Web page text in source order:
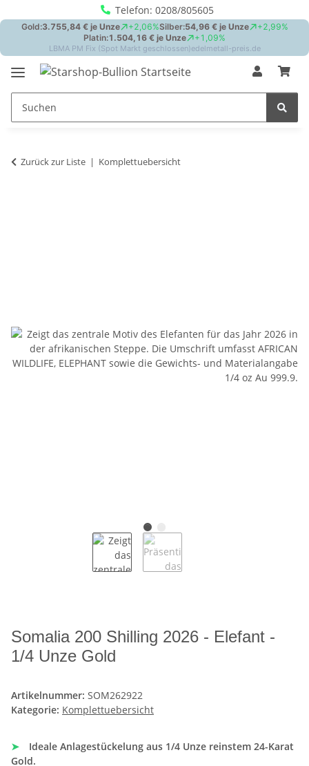
Telefon: 0208/805605
Zurück zur Liste Komplettuebersicht
Somalia 200 Shilling 2026 - Elefant -
1/4 Unze Gold
Artikelnummer: SOM262922
Kategorie: Komplettuebersicht
➤
Ideale Anlagestückelung aus 1/4 Unze reinstem 24-Karat
Gold.